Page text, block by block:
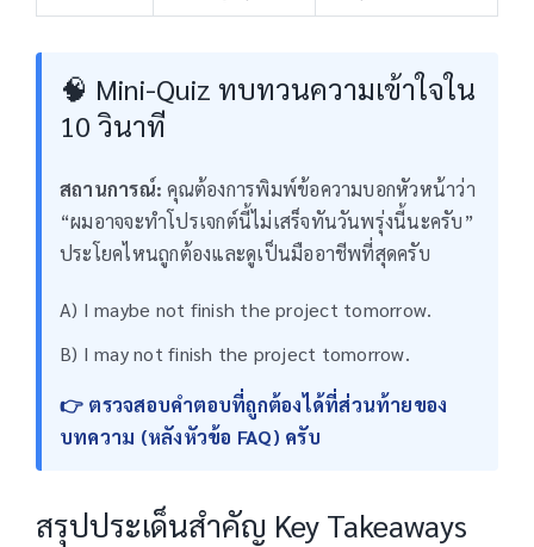
🧠 Mini-Quiz ทบทวนความเข้าใจใน
10 วินาที
สถานการณ์: คุณต้องการพิมพ์ข้อความบอกหัวหน้าว่า
“ผมอาจจะทำโปรเจกต์นี้ไม่เสร็จทันวันพรุ่งนี้นะครับ”
ประโยคไหนถูกต้องและดูเป็นมืออาชีพที่สุดครับ
A) I maybe not finish the project tomorrow.
B) I may not finish the project tomorrow.
👉 ตรวจสอบคำตอบที่ถูกต้องได้ที่ส่วนท้ายของ
บทความ (หลังหัวข้อ FAQ) ครับ
สรุปประเด็นสำคัญ Key Takeaways